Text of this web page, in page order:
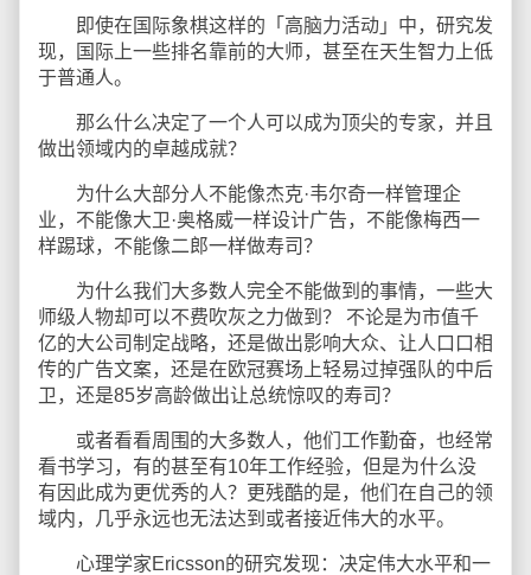
即使在国际象棋这样的「高脑力活动」中，研究发
现，国际上一些排名靠前的大师，甚至在天生智力上低
于普通人。
那么什么决定了一个人可以成为顶尖的专家，并且
做出领域内的卓越成就？
为什么大部分人不能像杰克·韦尔奇一样管理企
业，不能像大卫·奥格威一样设计广告，不能像梅西一
样踢球，不能像二郎一样做寿司？
为什么我们大多数人完全不能做到的事情，一些大
师级人物却可以不费吹灰之力做到？ 不论是为市值千
亿的大公司制定战略，还是做出影响大众、让人口口相
传的广告文案，还是在欧冠赛场上轻易过掉强队的中后
卫，还是85岁高龄做出让总统惊叹的寿司？
或者看看周围的大多数人，他们工作勤奋，也经常
看书学习，有的甚至有10年工作经验，但是为什么没
有因此成为更优秀的人？更残酷的是，他们在自己的领
域内，几乎永远也无法达到或者接近伟大的水平。
心理学家Ericsson的研究发现：决定伟大水平和一